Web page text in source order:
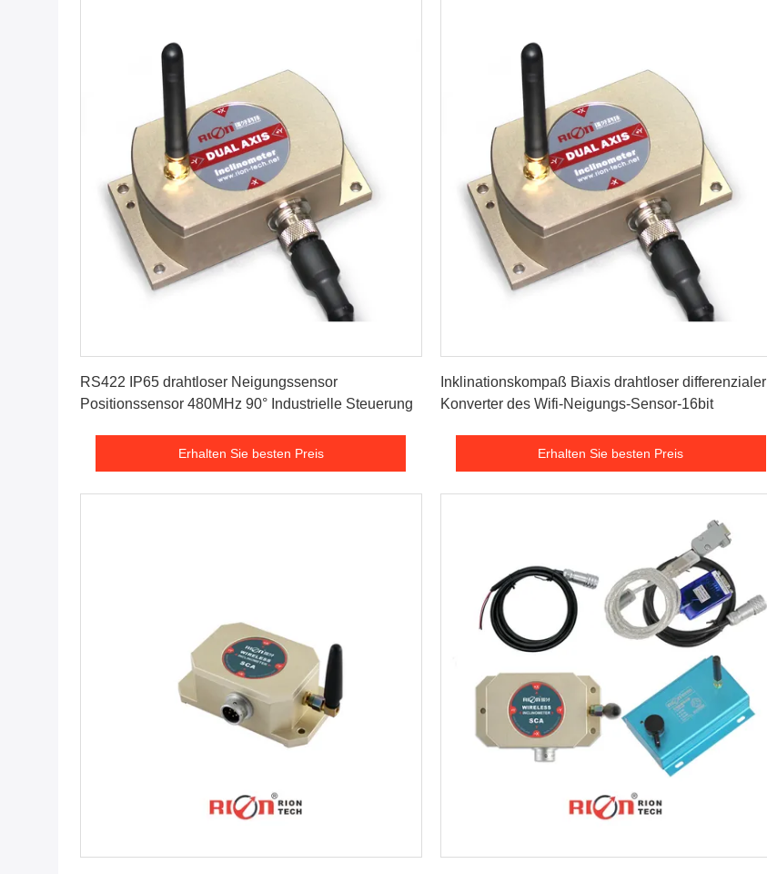
RS422 IP65 drahtloser Neigungssensor
Positionssensor 480MHz 90° Industrielle Steuerung
Erhalten Sie besten Preis
Inklinationskompaß Biaxis drahtloser differenzialer
Konverter des Wifi-Neigungs-Sensor-16bit
Erhalten Sie besten Preis